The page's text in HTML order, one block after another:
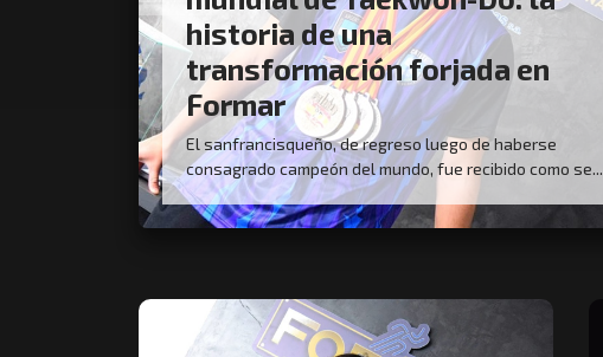
historia de una
transformación forjada en
Formar
El sanfrancisqueño, de regreso luego de haberse
consagrado campeón del mundo, fue recibido como se...